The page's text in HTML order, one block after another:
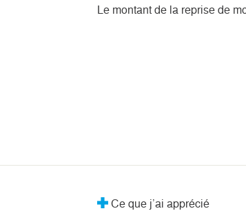
Le montant de la reprise de
Ce que j’ai apprécié